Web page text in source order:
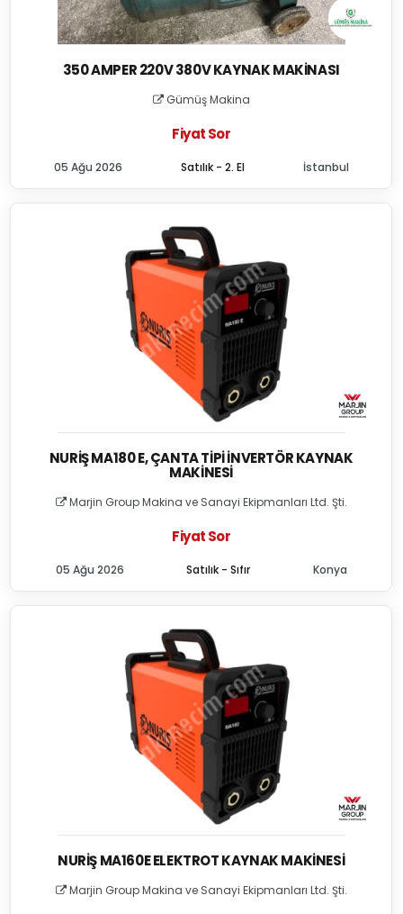
350 AMPER 220V 380V KAYNAK MAKINASI
Gümüş Makina
Fiyat Sor
Satılık - 2. El
05 Ağu 2026 İstanbul
NURIŞ MA180 E, ÇANTA TIPI İNVERTÖR KAYNAK
MAKINESI
Marjin Group Makina ve Sanayi Ekipmanları Ltd. Şti.
Fiyat Sor
Satılık - Sıfır
05 Ağu 2026 Konya
NURIŞ MA160E ELEKTROT KAYNAK MAKINESI
Marjin Group Makina ve Sanayi Ekipmanları Ltd. Şti.